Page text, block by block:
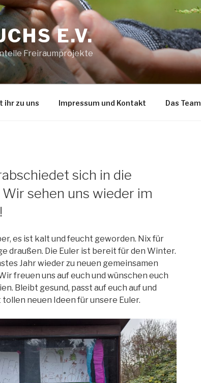
E.V.
Freiraumprojekte
ihr zu uns Impressum und Kontakt Das Team
sich in die
sehen uns wieder im
es ist kalt und feucht geworden. Nix für
draußen. Die Euler ist bereit für den Winter.
Jahr wieder zu neuen gemeinsamen
freuen uns auf euch und wünschen euch
Bleibt gesund, passt auf euch auf und
neuen Ideen für unsere Euler.